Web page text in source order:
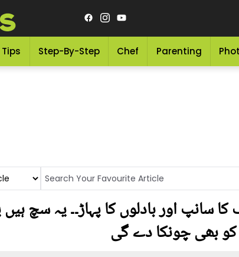
Step-By-Step Chef Parenting
کا سانپ اور بادلوں کا پہاڑ۔۔ یہ سچ
بھی چونکا دے گی